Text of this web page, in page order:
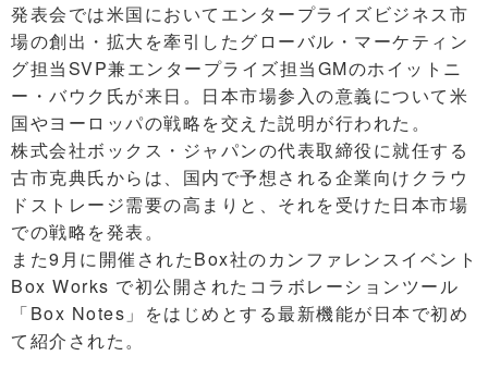
発表会では米国においてエンタープライズビジネス市
場の創出・拡大を牽引したグローバル・マーケティン
グ担当SVP兼エンタープライズ担当GMのホイットニ
ー・バウク氏が来日。日本市場参入の意義について米
国やヨーロッパの戦略を交えた説明が行われた。
株式会社ボックス・ジャパンの代表取締役に就任する
古市克典氏からは、国内で予想される企業向けクラウ
ドストレージ需要の高まりと、それを受けた日本市場
での戦略を発表。
また9月に開催されたBox社のカンファレンスイベント
Box Works で初公開されたコラボレーションツール
「Box Notes」をはじめとする最新機能が日本で初め
て紹介された。